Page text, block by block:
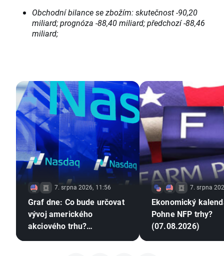
Obchodní bilance se zbožím: skutečnost -90,20
miliard; prognóza -88,40 miliard; předchozí -88,46
miliard;
7. srpna 2026, 11:56
Graf dne: Co bude určovat
vývoj amerického
akciového trhu?
7. srpna
Ekonomický
Pohne NFP trhy?
(07.08.2026)